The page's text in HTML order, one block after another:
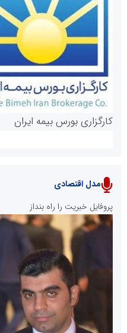
روابط عمومی خبرگزاری
پایگاه خبری نهضت ملی
کارگزاری بورس بیمه ایران
سازمان بورس و اوراق بهادار
مرجع اخبار موثق در بازارسرمایه
مدل اقتصادی
پروفایل خبریت را راه بنداز